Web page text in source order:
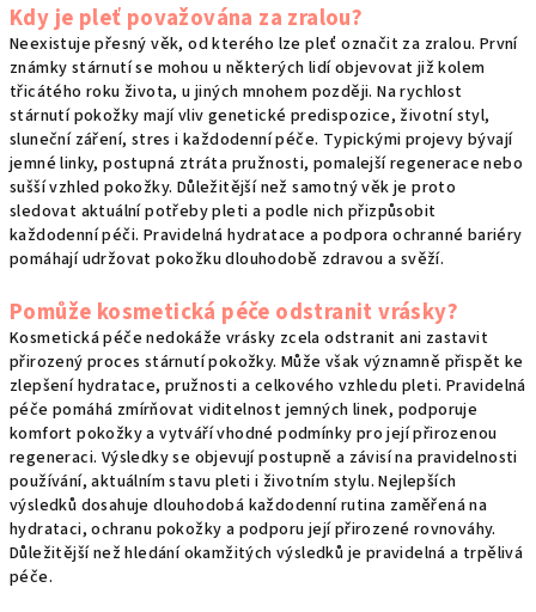
Kdy je pleť považována za zralou?
Neexistuje přesný věk, od kterého lze pleť označit za zralou. První
známky stárnutí se mohou u některých lidí objevovat již kolem
třicátého roku života, u jiných mnohem později. Na rychlost
stárnutí pokožky mají vliv genetické predispozice, životní styl,
sluneční záření, stres i každodenní péče. Typickými projevy bývají
jemné linky, postupná ztráta pružnosti, pomalejší regenerace nebo
sušší vzhled pokožky. Důležitější než samotný věk je proto
sledovat aktuální potřeby pleti a podle nich přizpůsobit
každodenní péči. Pravidelná hydratace a podpora ochranné bariéry
pomáhají udržovat pokožku dlouhodobě zdravou a svěží.
Pomůže kosmetická péče odstranit vrásky?
Kosmetická péče nedokáže vrásky zcela odstranit ani zastavit
přirozený proces stárnutí pokožky. Může však významně přispět ke
zlepšení hydratace, pružnosti a celkového vzhledu pleti. Pravidelná
péče pomáhá zmírňovat viditelnost jemných linek, podporuje
komfort pokožky a vytváří vhodné podmínky pro její přirozenou
regeneraci. Výsledky se objevují postupně a závisí na pravidelnosti
používání, aktuálním stavu pleti i životním stylu. Nejlepších
výsledků dosahuje dlouhodobá každodenní rutina zaměřená na
hydrataci, ochranu pokožky a podporu její přirozené rovnováhy.
Důležitější než hledání okamžitých výsledků je pravidelná a trpělivá
péče.